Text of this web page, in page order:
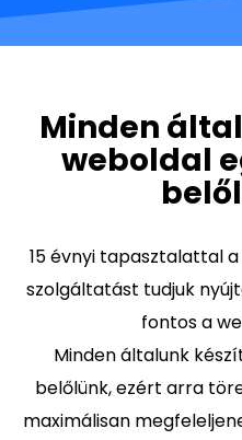
Minden
weboldal
15 évnyi tapasztalattal
szolgáltatást tudjuk
fontos a
Minden általunk
belőlünk, ezért arra
maximálisan